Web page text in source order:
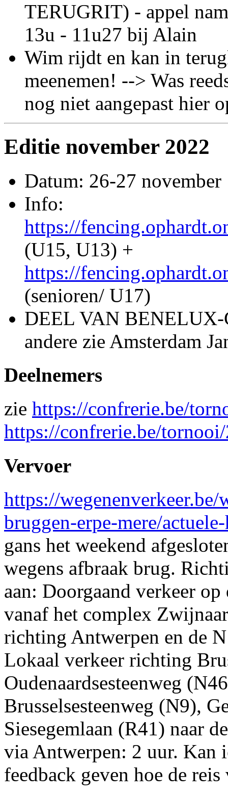
TERUGRIT) - appel
13u - 11u27 bij Alain
Wim rijdt en kan in
meenemen! --> Was
nog niet aangepast hier
Editie november 2022
Datum: 26-27 november
Info:
https://
(U15, U13) +
https://
(senioren/ U17)
DEEL VAN BENELUX-
andere zie Amsterdam
Deelnemers
zie https://confrerie.be/
https://confrerie.be/
Vervoer
https://
bruggen-erpe-mere/
gans het weekend
wegens afbraak brug.
aan: Doorgaand verkeer
vanaf het complex
richting Antwerpen en de
Lokaal verkeer richting
Oudenaardsesteenweg
Brusselsesteenweg (N9),
Siesegemlaan (R41) naar
via Antwerpen: 2 uur. Kan
feedback geven hoe de